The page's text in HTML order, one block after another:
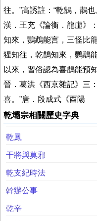
往。”高誘註：“乾鵠，鵲
漢．王充《論衡．龍虛》
知來，鸚鵡能言，三怪比
猩知往，乾鵲知來，鸚鵡
以來，習俗認為喜鵲能預
晉．葛洪《西京雜記》三
喜。”唐．段成式《酉陽
乾壩宗相關歷史字典
乾鳳
干將與莫邪
乾支紀時法
幹辦公事
乾辛